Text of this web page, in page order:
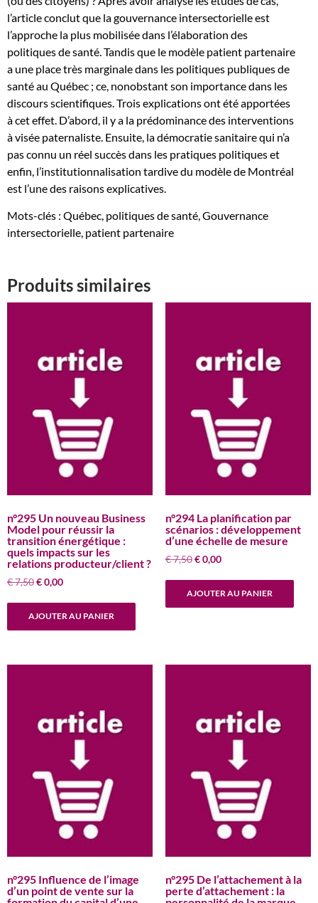
modèle
patient
partenaire
et
gouvernance
intersectorielle
l’article conclut que la gouvernance intersectorielle est
l’approche la plus mobilisée dans l’élaboration des
politiques de santé. Tandis que le modèle patient partenaire
a une place très marginale dans les politiques publiques de
santé au Québec ; ce, nonobstant son importance dans les
discours scientifiques. Trois explications ont été apportées
à cet effet. D’abord, il y a la prédominance des interventions
à visée paternaliste. Ensuite, la démocratie sanitaire qui n’a
pas connu un réel succès dans les pratiques politiques et
enfin, l’institutionnalisation tardive du modèle de Montréal
est l’une des raisons explicatives.
Mots-clés : Québec, politiques de santé, Gouvernance
intersectorielle, patient partenaire
Produits similaires
n°295 Un nouveau Business
Model pour réussir la
transition énergétique :
quels impacts sur les
relations producteur/client ?
€7,50Le
€0,00Le
AJOUTER AU PANIER
n°294 La planification par
scénarios : développement
d’une échelle de mesure
€7,50 Le
€0,00Le
AJOUTER AU PANIER
n°295 Influence de l’image
d’un point de vente sur la
n°295 De l’attachement à la
perte d’attachement : la